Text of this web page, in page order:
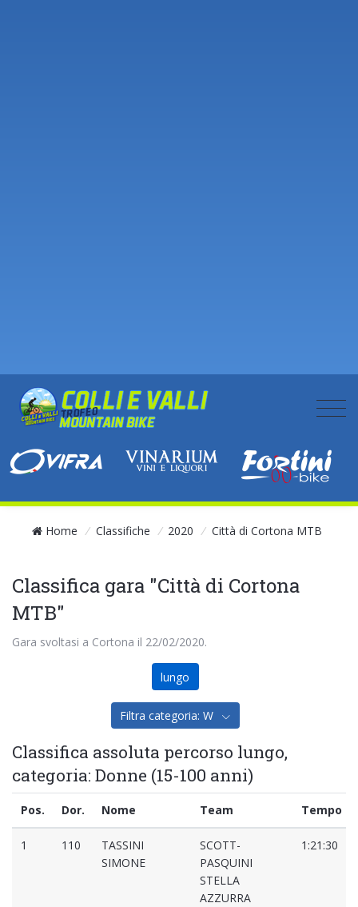
Home / Classifiche / 2020 / Città di Cortona MTB
Classifica gara "Città di Cortona
MTB"
Gara svoltasi a Cortona il 22/02/2020.
lungo
Filtra categoria: W
Classifica assoluta percorso lungo,
categoria: Donne (15-100 anni)
Pos. Dor. Nome Team Tempo
1 110
TASSINI
SIMONE
SCOTT-
PASQUINI
STELLA
AZZURRA
1:21:30